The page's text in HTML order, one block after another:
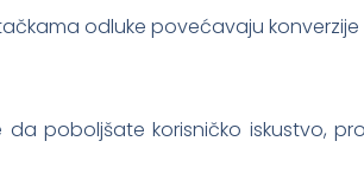
odluke povećavaju konverzije
poboljšate korisničko iskustvo,